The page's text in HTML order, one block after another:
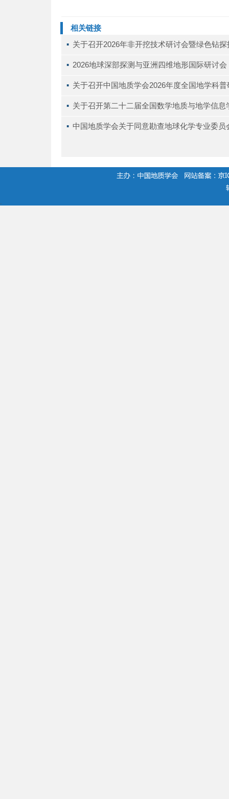
相关链接
▪ 关于召开2026年非开挖技术研讨会暨绿色钻
▪ 2026地球深部探测与亚洲四维地形国际研讨
▪ 关于召开中国地质学会2026年度全国地学科
▪ 关于召开第二十二届全国数学地质与地学信
▪ 中国地质学会关于同意勘查地球化学专业委
.